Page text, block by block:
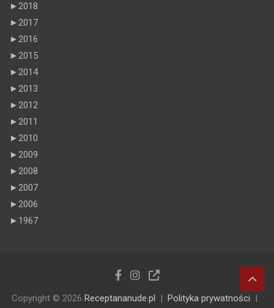
►2018
►2017
►2016
►2015
►2014
►2013
►2012
►2011
►2010
►2009
►2008
►2007
►2006
► 1967
Copyright © 2026 Receptananude.pl Polityka prywatności